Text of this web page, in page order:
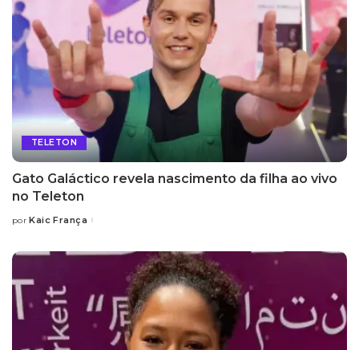
TELETON
Gato Galáctico revela nascimento da filha ao vivo
no Teleton
Posted
por Kaic França